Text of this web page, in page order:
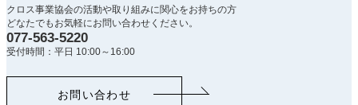
クロス事業協会の活動や取り組みに関心をお持ちの方
どなたでもお気軽にお問い合わせください。
077-563-5220
受付時間：平日 10:00～16:00
お問い合わせ